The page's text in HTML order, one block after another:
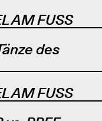
AM FUSS
des
AM FUSS